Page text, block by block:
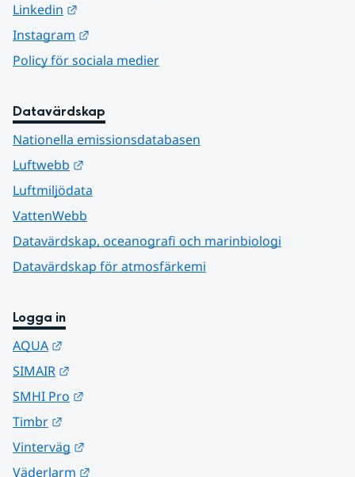
Linkedin
Instagram
Policy för sociala medier
Datavärdskap
Nationella emissionsdatabasen
Luftwebb
Luftmiljödata
VattenWebb
Datavärdskap, oceanografi och marinbiologi
Datavärdskap för atmosfärkemi
Logga in
AQUA
SIMAIR
SMHI Pro
Timbr
Vinterväg
Väderlarm